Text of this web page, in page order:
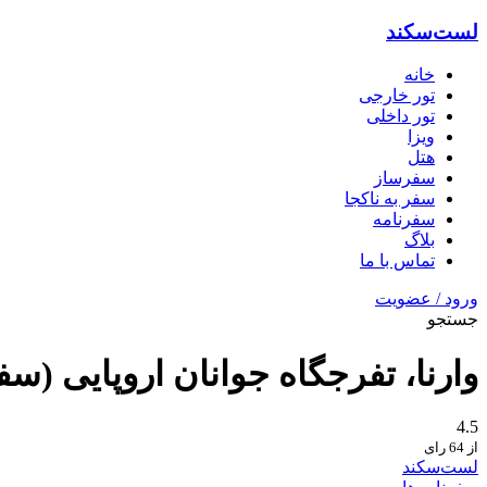
لست‌سکند
خانه
تور خارجی
تور داخلی
ویزا
هتل‌
سفرساز
سفر به ناکجا
سفرنامه
بلاگ
تماس با ما
ورود / عضویت
جستجو
وارنا، تفرجگاه جوانان اروپایی
4.5
از 64 رای
لست‌سکند